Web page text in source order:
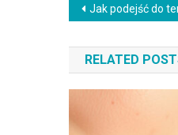
Nawigacja
wpisu
Jak podejść do tematu: przebarwienia wąsik po
RELATED